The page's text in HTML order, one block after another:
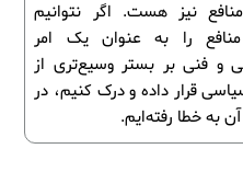
نیز هست. اگر نتوانیم
را به عنوان یک امر
و فنی بر بستر وسیع‌تری از
قرار داده و درک کنیم، در
آن به خطا رفته‌ایم.